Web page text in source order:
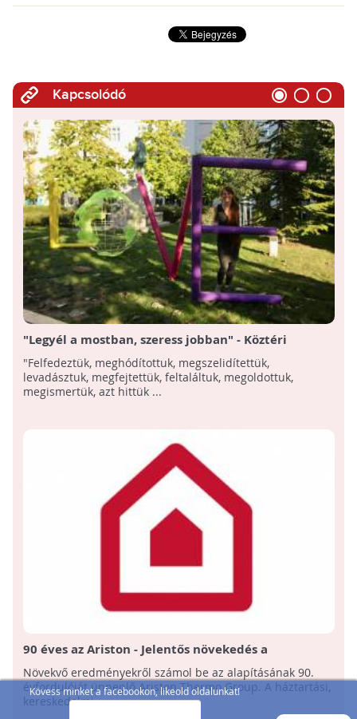
Kövess minket a facebookon, likeold oldalunkat!
Kapcsolódó
"Legyél a mostban, szeress jobban" - Köztéri
installáció a Gárdonyi téren
"Felfedeztük, meghódítottuk, megszelidítettük,
levadásztuk, megfejtettük, feltaláltuk, megoldottuk,
megismertük, azt hittük ...
90 éves az Ariston - Jelentős növekedés a
magyarországi hőszivattyú piacon
Növekvő eredményekről számol be az alapításának 90.
évfordulóját ünneplő Ariston Thermo Group. A háztartási,
kereskedelmi ...